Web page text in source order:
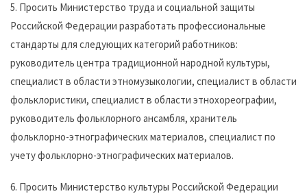
5. Просить Министерство труда и социальной защиты
Российской Федерации разработать профессиональные
стандарты для следующих категорий работников:
руководитель центра традиционной народной культуры,
специалист в области этномузыкологии, специалист в области
фольклористики, специалист в области этнохореографии,
руководитель фольклорного ансамбля, хранитель
фольклорно-этнографических материалов, специалист по
учету фольклорно-этнографических материалов.
6. Просить Министерство культуры Российской Федерации